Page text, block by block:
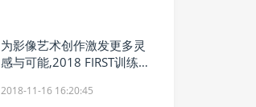
为影像艺术创作激发更多灵
感与可能,2018 FIRST训练
2018-11-16 16:20:45